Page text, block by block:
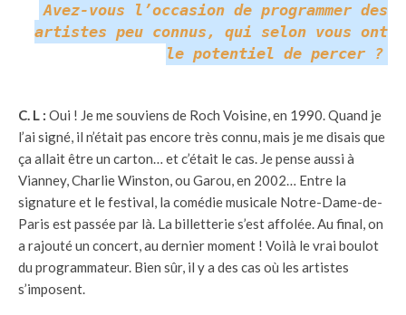
Avez-vous l’occasion de programmer des
artistes peu connus, qui selon vous ont
le potentiel de percer ?
C. L : Oui ! Je me souviens de Roch Voisine, en 1990. Quand je
l’ai signé, il n’était pas encore très connu, mais je me disais que
ça allait être un carton… et c’était le cas. Je pense aussi à
Vianney, Charlie Winston, ou Garou, en 2002… Entre la
signature et le festival, la comédie musicale Notre-Dame-de-
Paris est passée par là. La billetterie s’est affolée. Au final, on
a rajouté un concert, au dernier moment ! Voilà le vrai boulot
du programmateur. Bien sûr, il y a des cas où les artistes
s’imposent.